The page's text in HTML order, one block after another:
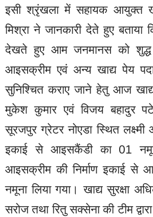
इसी श्रृंखला में सहायक आयुक्त
मिश्रा ने जानकारी देते हुए बताया
देखते हुए आम जनमानस को शुद्ध
आइसक्रीम एवं अन्य खाद्य पेय
सुनिश्चित कराए जाने हेतु आज खाद्य
मुकेश कुमार एवं विजय बहादुर
सूरजपुर ग्रेटर नोएडा स्थित लक्ष्मी
इकाई से आइसकैंडी का 01
आइसक्रीम की निर्माण इकाई से
नमूना लिया गया। खाद्य सुरक्षा
सरोज तथा रितु सक्सेना की टीम